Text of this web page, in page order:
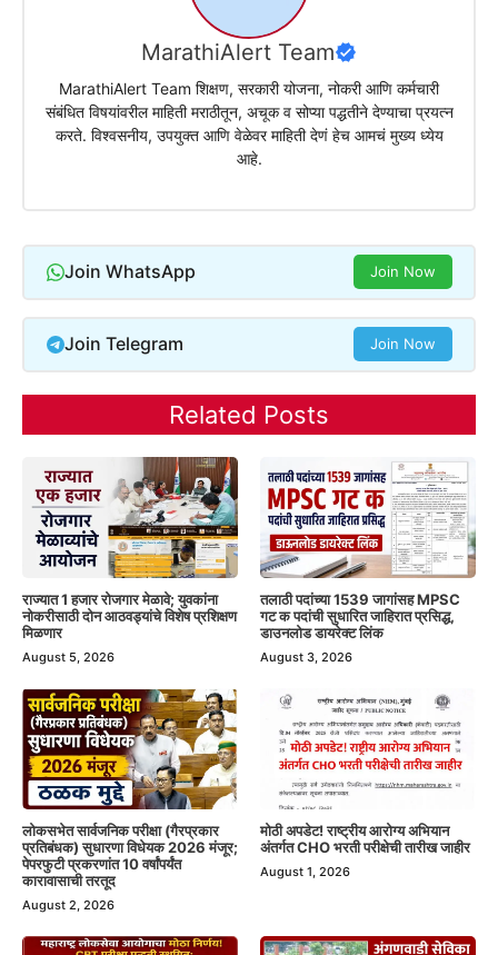
MarathiAlert Team
MarathiAlert Team शिक्षण, सरकारी योजना, नोकरी आणि कर्मचारी
संबंधित विषयांवरील माहिती मराठीतून, अचूक व सोप्या पद्धतीने देण्याचा प्रयत्न
करते. विश्वसनीय, उपयुक्त आणि वेळेवर माहिती देणं हेच आमचं मुख्य ध्येय
आहे.
Join WhatsApp Join Now
Join Telegram Join Now
Related Posts
राज्यात 1 हजार रोजगार मेळावे; युवकांना
नोकरीसाठी दोन आठवड्यांचे विशेष प्रशिक्षण
मिळणार
August 5, 2026
तलाठी पदांच्या 1539 जागांसह MPSC
गट क पदांची सुधारित जाहिरात प्रसिद्ध,
डाउनलोड डायरेक्ट लिंक
August 3, 2026
लोकसभेत सार्वजनिक परीक्षा (गैरप्रकार
प्रतिबंधक) सुधारणा विधेयक 2026 मंजूर;
पेपरफुटी प्रकरणांत 10 वर्षांपर्यंत
कारावासाची तरतूद
August 2, 2026
मोठी अपडेट! राष्ट्रीय आरोग्य अभियान
अंतर्गत CHO भरती परीक्षेची तारीख जाहीर
August 1, 2026